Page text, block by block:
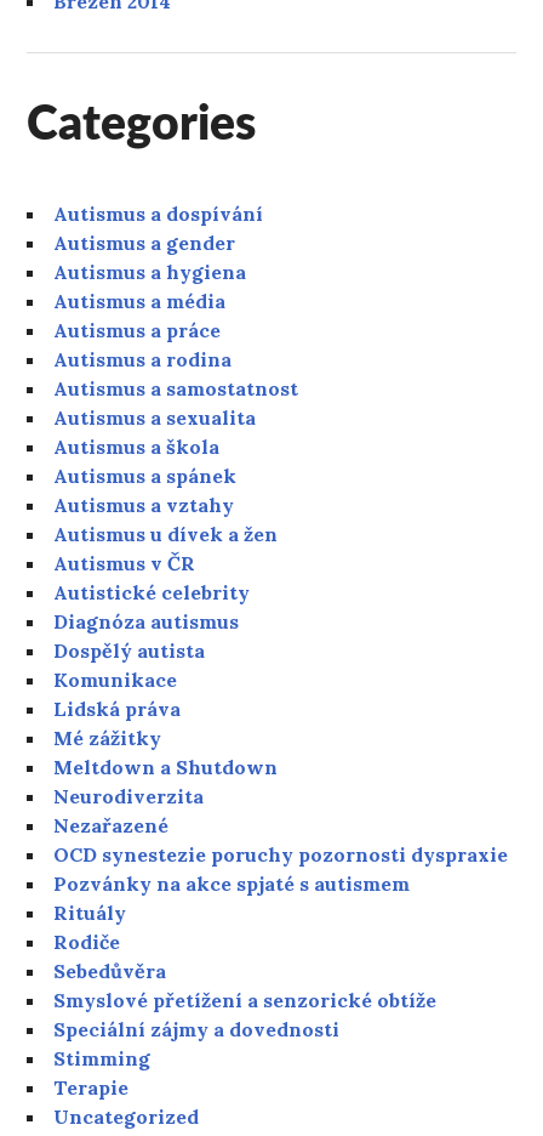
Categories
Autismus a dospívání
Autismus a gender
Autismus a hygiena
Autismus a média
Autismus a práce
Autismus a rodina
Autismus a samostatnost
Autismus a sexualita
Autismus a škola
Autismus a spánek
Autismus a vztahy
Autismus u dívek a žen
Autismus v ČR
Autistické celebrity
Diagnóza autismus
Dospělý autista
Komunikace
Lidská práva
Mé zážitky
Meltdown a Shutdown
Neurodiverzita
Nezařazené
OCD synestezie poruchy pozornosti dyspraxie
Pozvánky na akce spjaté s autismem
Rituály
Rodiče
Sebedůvěra
Smyslové přetížení a senzorické obtíže
Speciální zájmy a dovednosti
Stimming
Terapie
Uncategorized